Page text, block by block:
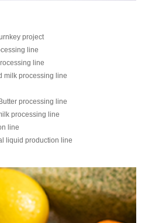
project
line
line
milk processing line
processing line
processing line
line
liquid production line